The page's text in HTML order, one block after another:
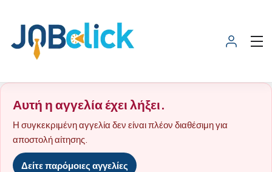
Αυτή η αγγελία έχει λήξει.
Η συγκεκριμένη αγγελία δεν είναι πλέον διαθέσιμη για
αποστολή αίτησης.
Δείτε παρόμοιες αγγελίες